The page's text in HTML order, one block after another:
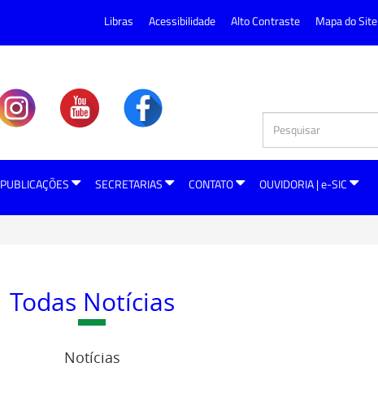
Libras Acessibilidade Alto Contraste Mapa do Site
PUBLICAÇÕES SECRETARIAS CONTATO OUVIDORIA | e-SIC
Todas Notícias
Notícias